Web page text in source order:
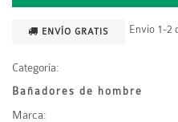
ENVÍO GRATIS Envío 1-2
Categoría:
Bañadores de hombre
Marca: